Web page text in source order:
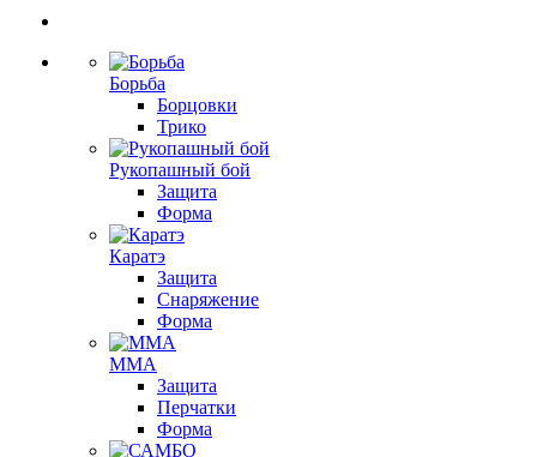
Борьба
Борцовки
Трико
Рукопашный бой
Защита
Форма
Каратэ
Защита
Снаряжение
Форма
ММА
Защита
Перчатки
Форма